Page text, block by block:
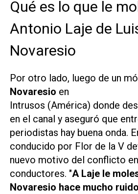
Qué es lo que le
Antonio Laje de
Novaresio
Por otro lado, luego de un
Novaresio en
Intrusos (América) donde
en el canal y aseguró que
periodistas hay buena onda.
conducido por Flor de la V
nuevo motivo del conflicto
conductores. "A Laje le
Novaresio hace mucho ruido